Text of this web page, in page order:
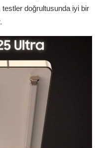
testler doğrultusunda iyi bir